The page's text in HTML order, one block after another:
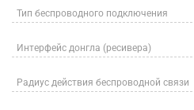
Тип беспроводного подключения
Интерфейс донгла (ресивера)
Радиус действия беспроводной связи